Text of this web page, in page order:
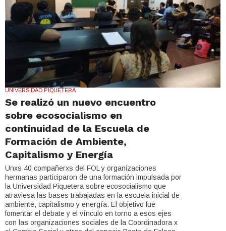
UNIVERSIDAD PIQUETERA
Se realizó un nuevo encuentro
sobre ecosocialismo en
continuidad de la Escuela de
Formación de Ambiente,
Capitalismo y Energía
Unxs 40 compañerxs del FOL y organizaciones
hermanas participaron de una formación impulsada por
la Universidad Piquetera sobre ecosocialismo que
atraviesa las bases trabajadas en la escuela inicial de
ambiente, capitalismo y energía. El objetivo fue
fomentar el debate y el vínculo en torno a esos ejes
con las organizaciones sociales de la Coordinadora x